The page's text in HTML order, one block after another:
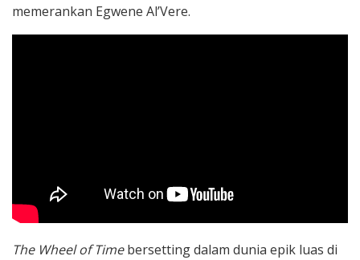
memerankan Egwene Al’Vere.
The Wheel of Timebersetting dalam dunia epik luas di